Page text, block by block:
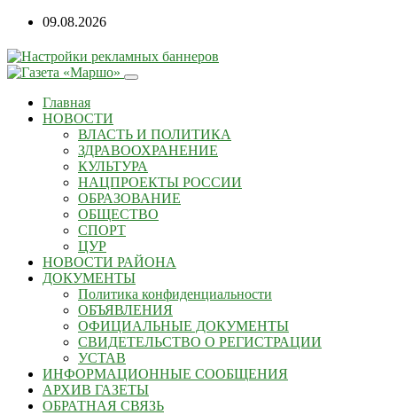
09.08.2026
Главная
НОВОСТИ
ВЛАСТЬ И ПОЛИТИКА
ЗДРАВООХРАНЕНИЕ
КУЛЬТУРА
НАЦПРОЕКТЫ РОССИИ
ОБРАЗОВАНИЕ
ОБЩЕСТВО
СПОРТ
ЦУР
НОВОСТИ РАЙОНА
ДОКУМЕНТЫ
Политика конфиденциальности
ОБЪЯВЛЕНИЯ
ОФИЦИАЛЬНЫЕ ДОКУМЕНТЫ
СВИДЕТЕЛЬСТВО О РЕГИСТРАЦИИ
УСТАВ
ИНФОРМАЦИОННЫЕ СООБЩЕНИЯ
АРХИВ ГАЗЕТЫ
ОБРАТНАЯ СВЯЗЬ